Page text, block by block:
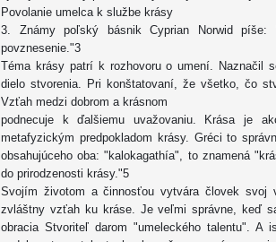
Povolanie umelca k službe krásy
3. Známy poľský básnik Cyprian Norwid
povznesenie."3
Téma krásy patrí k rozhovoru o umení. Naznačil
dielo stvorenia. Pri konštatovaní, že všetko, čo
Vzťah medzi dobrom a krásnom
podnecuje k ďalšiemu uvažovaniu. Krása je
metafyzickým predpokladom krásy. Gréci to
obsahujúceho oba: "kalokagathía", to znamená
do prirodzenosti krásy."5
Svojím životom a činnosťou vytvára človek
zvláštny vzťah ku kráse. Je veľmi správne, keď
obracia Stvoriteľ darom "umeleckého talentu".